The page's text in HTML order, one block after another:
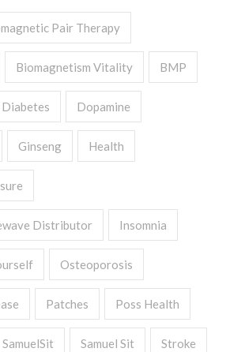
Pair Therapy
Biomagnetism Vitality BMP
Diabetes Dopamine
Ginseng Health
Distributor Insomnia
Osteoporosis
Patches Poss Health
SamuelSit Samuel Sit Stroke